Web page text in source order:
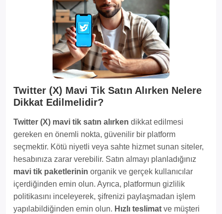
Twitter (X) Mavi Tik Satın Alırken Nelere
Dikkat Edilmelidir?
Twitter (X) mavi tik satın alırken dikkat edilmesi
gereken en önemli nokta, güvenilir bir platform
seçmektir. Kötü niyetli veya sahte hizmet sunan siteler,
hesabınıza zarar verebilir. Satın almayı planladığınız
mavi tik paketlerinin organik ve gerçek kullanıcılar
içerdiğinden emin olun. Ayrıca, platformun gizlilik
politikasını inceleyerek, şifrenizi paylaşmadan işlem
yapılabildiğinden emin olun. Hızlı teslimat ve müşteri